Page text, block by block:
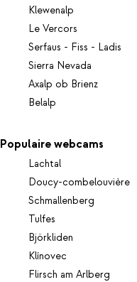
Klewenalp
Le Vercors
Serfaus - Fiss - Ladis
Sierra Nevada
Axalp ob Brienz
Belalp
Populaire webcams
Lachtal
Doucy-combelouvière
Schmallenberg
Tulfes
Björkliden
Klínovec
Flirsch am Arlberg